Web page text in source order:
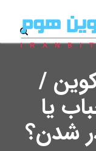
/
یا
شدن؟